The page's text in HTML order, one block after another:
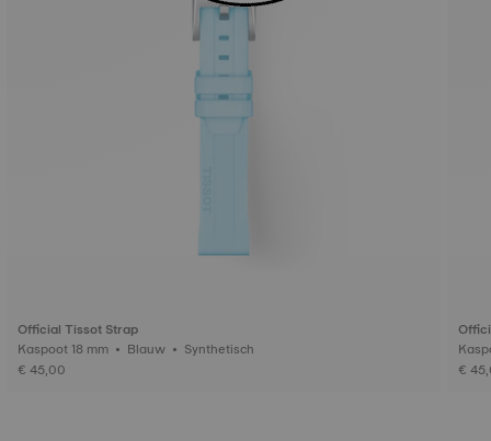
Official Tissot Strap
Kaspoot 18 mm • Blauw • Synthetisch
€ 45,00
€